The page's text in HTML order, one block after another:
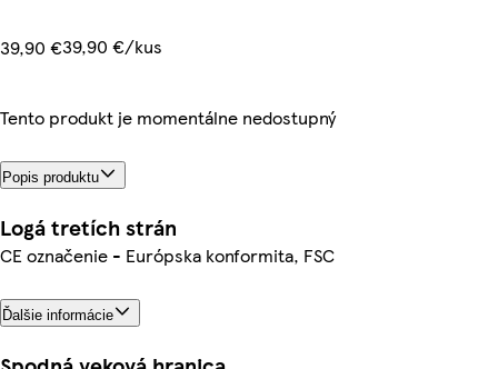
39,90 €39,90 €/kus
Tento produkt je momentálne nedostupný
Popis produktu
Logá tretích strán
CE označenie - Európska konformita, FSC
Ďalšie informácie